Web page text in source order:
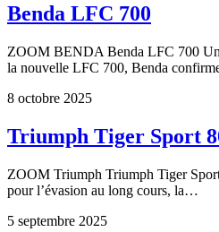
Benda LFC 700
ZOOM BENDA Benda LFC 700
la nouvelle LFC 700, Benda
8 octobre 2025
Triumph Tiger Sport
ZOOM Triumph Triumph Tiger
pour l’évasion au long cours, la…
5 septembre 2025